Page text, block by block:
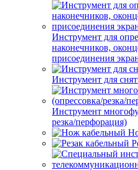
Инструмент для
наконечников,
присоединения
Инструмент для
Инструмент
резка/перфорация)